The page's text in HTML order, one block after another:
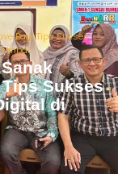
Bagi Tips Sukses
Sukses
di